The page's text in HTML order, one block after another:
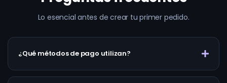
Lo esencial antes de crear tu primer pedido.
¿Qué métodos de pago utilizan?